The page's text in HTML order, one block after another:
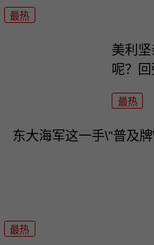
最热
美利
呢？
最热
东大海军这一手\"普及
最热